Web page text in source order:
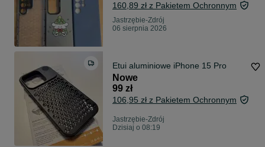
160,89 zł z Pakietem Ochronnym
Jastrzębie-Zdrój
06 sierpnia 2026
Etui aluminiowe iPhone 15 Pro
Nowe
99 zł
106,95 zł z Pakietem Ochronnym
Jastrzębie-Zdrój
Dzisiaj o 08:19